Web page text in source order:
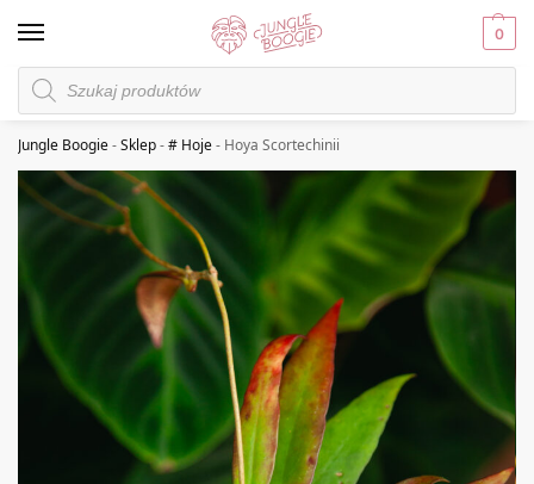
0
Jungle Boogie-Sklep-# Hoje- Hoya Scortechinii